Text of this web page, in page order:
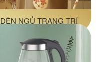
ĐÈN NGỦ TRANG TRÍ